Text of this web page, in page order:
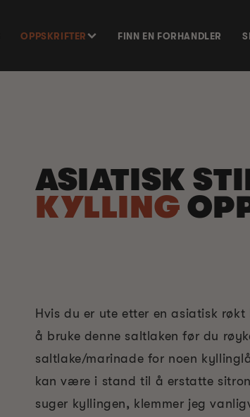
OPPSKRIFTER FINN EN FORHANDLER
ASIATISK
KYLLING
Hvis du er ute etter en asiatisk
å bruke denne saltlaken før du
saltlake/marinade for noen
kan være i stand til å erstatte
suger kyllingen, klemmer jeg